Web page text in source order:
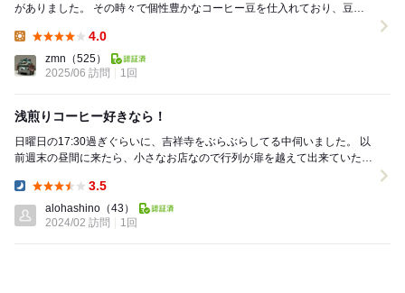
がありました。 その時々で個性豊かなコーヒー豆を仕入れており、豆の
4.0
zmn （525）
2025/06 訪問
1回
浅煎りコーヒー好きなら！
日曜日の17:30過ぎぐらいに、吉祥寺をぶらぶらしてる中伺いました。 以
前週末の昼間に来たら、小さなお店なので行列が扉を越えて出来ていたの
3.5
alohashino （43）
2024/02 訪問
1回